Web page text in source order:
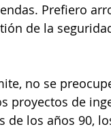
Prefiero
de la
no se
proyectos de
de los años 90,